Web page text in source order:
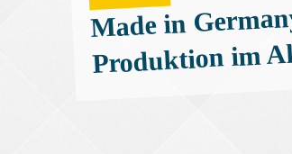
Made in
Produktion im